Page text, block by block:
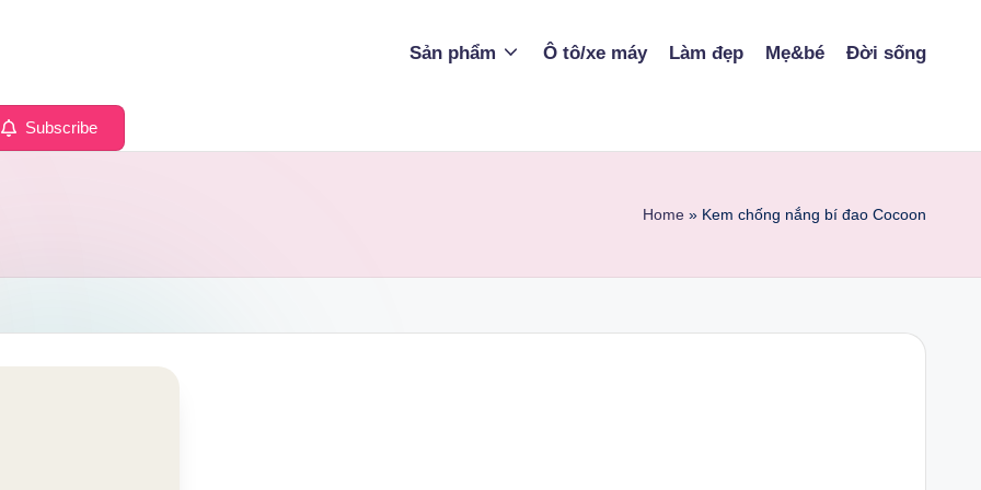
Sản phẩm Ô tô/xe máy Làm đẹp Mẹ&bé Đời sống
Subscribe
Home » Kem chống nắng bí đao Cocoon